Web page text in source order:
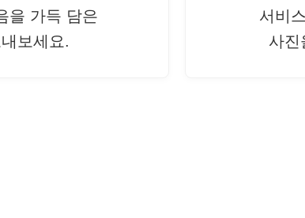
을 가득 담은
보세요.
서비
사진